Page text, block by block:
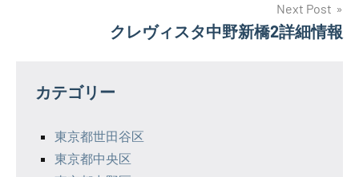
ー
Next Post
クレヴィスタ中野新橋2詳細情報
カテゴリー
東京都世田谷区
東京都中央区